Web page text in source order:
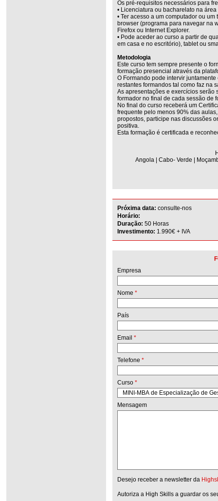
Os pré-requisitos necessários para
• Licenciatura ou bacharelato na
• Ter acesso a um computador ou
browser (programa para navegar na
Firefox ou Internet Explorer.
• Pode aceder ao curso a partir de
em casa e no escritório), tablet ou
Metodologia
Este curso tem sempre presente o
formação presencial através da
O Formando pode intervir
restantes formandos tal como faz na
As apresentações e exercícios
formador no final de cada sessão de
No final do curso receberá um
frequente pelo menos 90% das
propostos, participe nas discussões
positiva.
Esta formação é certificada e
Angola | Cabo- Verde |
Próxima data: consulte-nos
Horário:
Duração: 50 Horas
Investimento: 1.990€ + IVA
Empresa
Nome *
País
Email *
Telefone *
Curso *
Mensagem
Desejo receber a newsletter da
Autoriza a High Skills a guardar os